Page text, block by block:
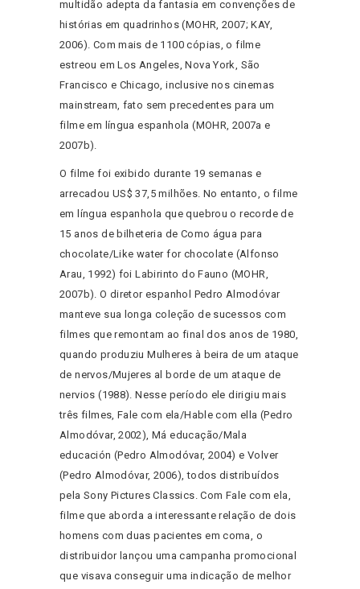
multidão adepta da fantasia em convenções de
histórias em quadrinhos (MOHR, 2007; KAY,
2006). Com mais de 1100 cópias, o filme
estreou em Los Angeles, Nova York, São
Francisco e Chicago, inclusive nos cinemas
mainstream, fato sem precedentes para um
filme em língua espanhola (MOHR, 2007a e
2007b).
O filme foi exibido durante 19 semanas e
arrecadou US$ 37,5 milhões. No entanto, o filme
em língua espanhola que quebrou o recorde de
15 anos de bilheteria de Como água para
chocolate/Like water for chocolate (Alfonso
Arau, 1992) foi Labirinto do Fauno (MOHR,
2007b). O diretor espanhol Pedro Almodóvar
manteve sua longa coleção de sucessos com
filmes que remontam ao final dos anos de 1980,
quando produziu Mulheres à beira de um ataque
de nervos/Mujeres al borde de um ataque de
nervios (1988). Nesse período ele dirigiu mais
três filmes, Fale com ela/Hable com ella (Pedro
Almodóvar, 2002), Má educação/Mala
educación (Pedro Almodóvar, 2004) e Volver
(Pedro Almodóvar, 2006), todos distribuídos
pela Sony Pictures Classics. Com Fale com ela,
filme que aborda a interessante relação de dois
homens com duas pacientes em coma, o
distribuidor lançou uma campanha promocional
que visava conseguir uma indicação de melhor